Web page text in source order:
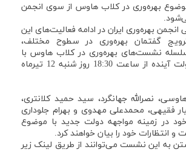
بهره‌وری در کلاب هاوس از سوی انجمن
بهره‌وری ایران در ادامه فعالیت‌های این
گفتمان بهره‌وری در سطوح مختلف،
نشست‌های بهره‌وری در کلاب هاوس با
موضوع بهره‌وری و دولت آینده از ساعت 18:30 روز شنبه 12 تیرماه
نصرالله جهانگرد، سید حمید کلانتری،
فقیهی، محمدعلی مهدوی و بهرام جلوداری
در زمینه مواجهه دولت جدید با موضوع
و انتظارات خود را بیان خواهند کرد.
به این نشست می‌توانند از طریق لینک زیر